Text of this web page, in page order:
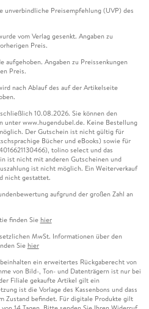
unverbindliche Preisempfehlung (UVP) des
vom Verlag gesenkt. Angaben zu
Preis.
aufgehoben. Angaben zu Preissenkungen
Preis.
nach Ablauf des auf der Artikelseite
10.08.2026. Sie können den
unter www.hugendubel.de. Keine Bestellung
Der Gutschein ist nicht gültig für
Bücher und eBooks) sowie für
tolino select und das
ist nicht mit anderen Gutscheinen und
ist nicht möglich. Ein Weiterverkauf
nicht gestattet.
aufgrund der großen Zahl an
finden Sie hier
MwSt. Informationen über den
Sie hier
ein erweitertes Rückgaberecht von
von Bild-, Ton- und Datenträgern ist nur bei
Filiale gekaufte Artikel gilt ein
ist die Vorlage des Kassenbons und dass
Zustand befindet. Für digitale Produkte gilt